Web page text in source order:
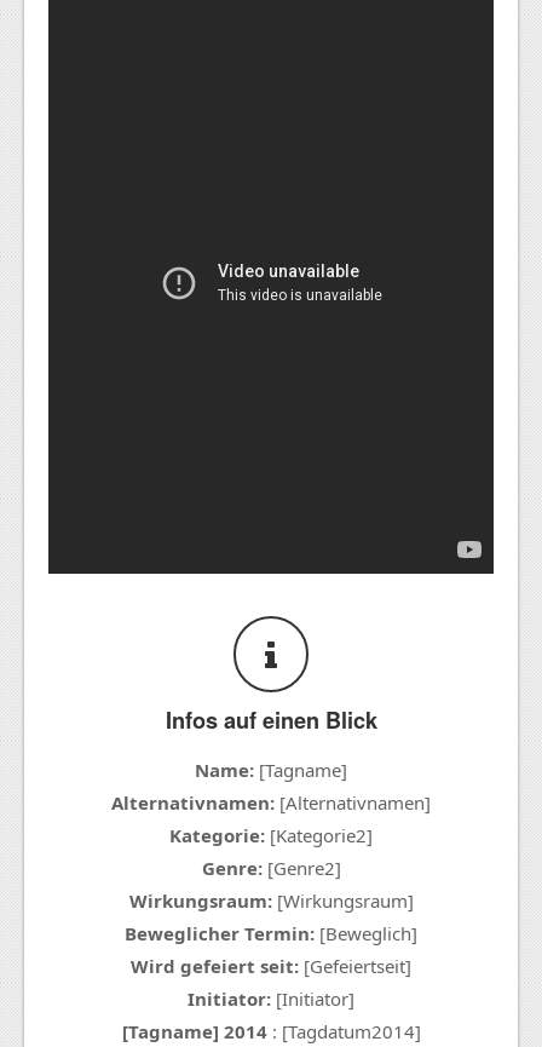
Infos auf einen Blick
Name: [Tagname]
Alternativnamen: [Alternativnamen]
Kategorie: [Kategorie2]
Genre:[Genre2]
Wirkungsraum:[Wirkungsraum]
Beweglicher Termin: [Beweglich]
Wird gefeiert seit: [Gefeiertseit]
Initiator: [Initiator]
[Tagname] 2014 : [Tagdatum2014]